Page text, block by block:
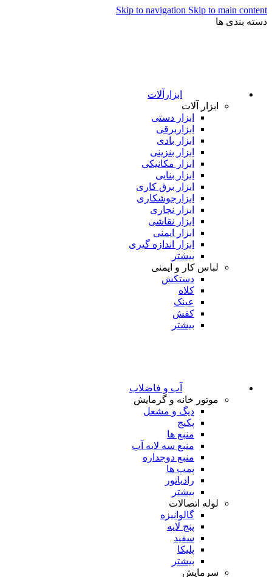
Skip to navigation Skip to main content
دسته بندی ها
ابزارآلات
ابزار آلات
ابزار دستی
ابزاربرقی
ابزار بادی
ابزار بنزینی
ابزار مکانیکی
ابزار بنایی
ابزار برق کاری
ابزارجوشکاری
ابزار نجاری
ابزار نقاشی
ابزار ایمنی
ابزار اندازه گیری
بیشتر
لباس کار و ایمنی
دستکش
کلاه
عینک
کفش
بیشتر
آب و فاضلاب
موتور خانه و گرمایش
دیگ و مشعل
پکیج
منبع ها
منبع سه لایه آب
منبع دوجداره
پمپ ها
رادیاتور
بیشتر
لوله اتصالات
گالوانیزه
پنج لایه
سفید
پلیکا
بیشتر
سرمایش